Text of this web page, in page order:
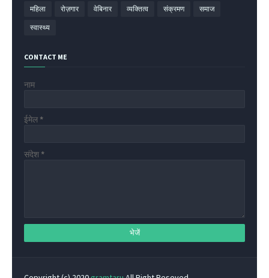
महिला रोज़गार वेबिनार व्यक्तित्व संक्रमण समाज
स्वास्थ्य
CONTACT ME
नाम
ईमेल *
संदेश *